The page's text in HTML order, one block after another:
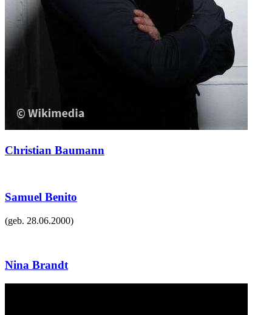
Christian Baumann
Samuel Benito
(geb. 28.06.2000)
Nina Brandt